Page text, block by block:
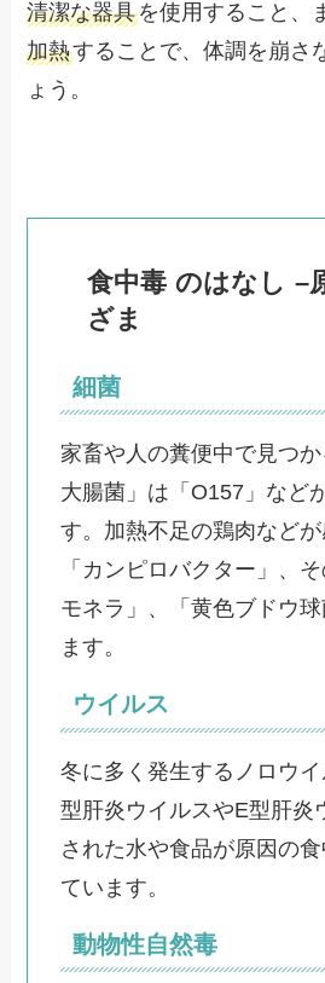
清潔な器具を使用すること、
加熱することで、体調を崩さ
ょう。
食中毒 のはなし –
ざま
細菌
家畜や人の糞便中で見つ
大腸菌」は「O157」など
す。加熱不足の鶏肉など
「カンピロバクター」、
モネラ」、「黄色ブドウ
ます。
ウイルス
冬に多く発生するノロウ
型肝炎ウイルスやE型肝炎
された水や食品が原因の
ています。
動物性自然毒